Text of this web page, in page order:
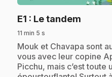
E1 : Le tandem
11 min 5 s
.Mouk et Chavapa sont
vous avec leur copine
Picchu, mais c’est toute